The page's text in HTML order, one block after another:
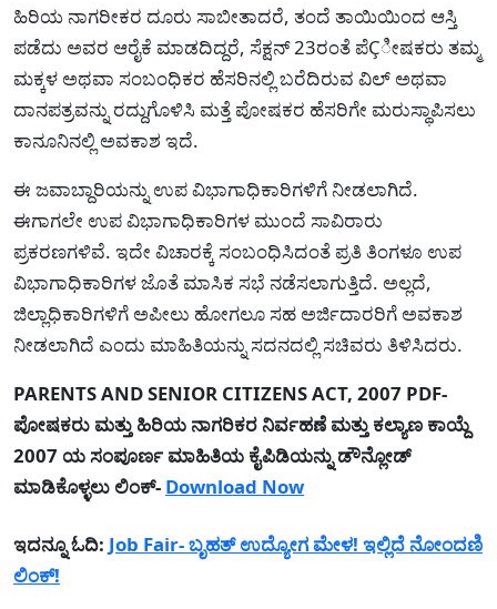
ಹಿರಿಯ ನಾಗರೀಕರ ದೂರು ಸಾಬೀತಾದರೆ, ತಂದೆ ತಾಯಿಯಿಂದ ಆಸ್ತಿ
ಪಡೆದು ಅವರ ಆರೈಕೆ ಮಾಡದಿದ್ದರೆ, ಸೆಕ್ಷನ್ 23ರಂತೆ ಪೆÇೀಷಕರು ತಮ್ಮ
ಮಕ್ಕಳ ಅಥವಾ ಸಂಬಂಧಿಕರ ಹೆಸರಿನಲ್ಲಿ ಬರೆದಿರುವ ವಿಲ್ ಅಥವಾ
ದಾನಪತ್ರವನ್ನು ರದ್ದುಗೊಳಿಸಿ ಮತ್ತೆ ಪೋಷಕರ ಹೆಸರಿಗೇ ಮರುಸ್ಥಾಪಿಸಲು
ಕಾನೂನಿನಲ್ಲಿ ಅವಕಾಶ ಇದೆ.
ಈ ಜವಾಬ್ದಾರಿಯನ್ನು ಉಪ ವಿಭಾಗಾಧಿಕಾರಿಗಳಿಗೆ ನೀಡಲಾಗಿದೆ.
ಈಗಾಗಲೇ ಉಪ ವಿಭಾಗಾಧಿಕಾರಿಗಳ ಮುಂದೆ ಸಾವಿರಾರು
ಪ್ರಕರಣಗಳಿವೆ. ಇದೇ ವಿಚಾರಕ್ಕೆ ಸಂಬಂಧಿಸಿದಂತೆ ಪ್ರತಿ ತಿಂಗಳೂ ಉಪ
ವಿಭಾಗಾಧಿಕಾರಿಗಳ ಜೊತೆ ಮಾಸಿಕ ಸಭೆ ನಡೆಸಲಾಗುತ್ತಿದೆ. ಅಲ್ಲದೆ,
ಜಿಲ್ಲಾಧಿಕಾರಿಗಳಿಗೆ ಅಪೀಲು ಹೋಗಲೂ ಸಹ ಅರ್ಜಿದಾರರಿಗೆ ಅವಕಾಶ
ನೀಡಲಾಗಿದೆ ಎಂದು ಮಾಹಿತಿಯನ್ನು ಸದನದಲ್ಲಿ ಸಚಿವರು ತಿಳಿಸಿದರು.
PARENTS AND SENIOR CITIZENS ACT, 2007 PDF-
ಪೋಷಕರು ಮತ್ತು ಹಿರಿಯ ನಾಗರಿಕರ ನಿರ್ವಹಣೆ ಮತ್ತು ಕಲ್ಯಾಣ ಕಾಯ್ದೆ
2007 ಯ ಸಂಪೂರ್ಣ ಮಾಹಿತಿಯ ಕೈಪಿಡಿಯನ್ನು ಡೌನ್ಲೋಡ್
ಮಾಡಿಕೊಳ್ಳಲು ಲಿಂಕ್- Download Now
ಇದನ್ನೂ ಓದಿ: Job Fair- ಬೃಹತ್ ಉದ್ಯೋಗ ಮೇಳ! ಇಲ್ಲಿದೆ ನೋಂದಣಿ
ಲಿಂಕ್!